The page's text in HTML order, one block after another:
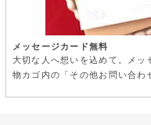
メッセージカード無料
大切な人へ想いを込めて。メ
物カゴ内の「その他お問い合わ